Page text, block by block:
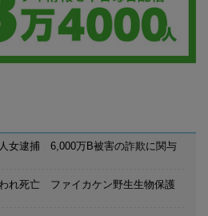
女逮捕 6,000万B被害の詐欺に関与
れ死亡 ファイカケン野生生物保護